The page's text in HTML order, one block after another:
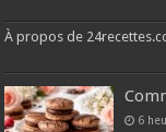
À propos de
6